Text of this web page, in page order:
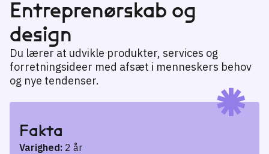
Entreprenørskab og
design
Du lærer at udvikle produkter, services og
forretningsideer med afsæt i menneskers behov
og nye tendenser.
Fakta
Varighed: 2 år